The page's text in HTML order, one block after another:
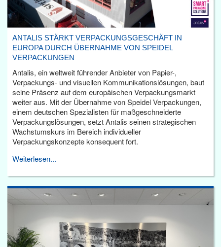
ANTALIS STÄRKT VERPACKUNGSGESCHÄFT IN
EUROPA DURCH ÜBERNAHME VON SPEIDEL
VERPACKUNGEN
Antalis, ein weltweit führender Anbieter von Papier-,
Verpackungs- und visuellen Kommunikationslösungen, baut
seine Präsenz auf dem europäischen Verpackungsmarkt
weiter aus. Mit der Übernahme von Speidel Verpackungen,
einem deutschen Spezialisten für maßgeschneiderte
Verpackungslösungen, setzt Antalis seinen strategischen
Wachstumskurs im Bereich individueller
Verpackungskonzepte konsequent fort.
Weiterlesen...